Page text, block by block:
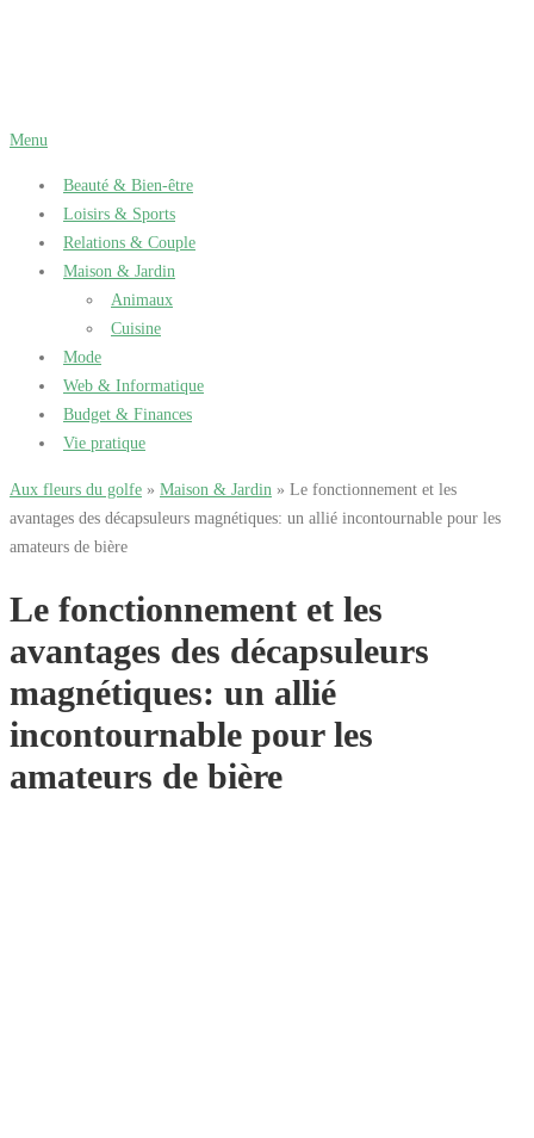
Menu
Beauté & Bien-être
Loisirs & Sports
Relations & Couple
Maison & Jardin
Animaux
Cuisine
Mode
Web & Informatique
Budget & Finances
Vie pratique
Aux fleurs du golfe » Maison & Jardin » Le fonctionnement et les
avantages des décapsuleurs magnétiques: un allié incontournable pour les
amateurs de bière
Le fonctionnement et les
avantages des décapsuleurs
magnétiques: un allié
incontournable pour les
amateurs de bière